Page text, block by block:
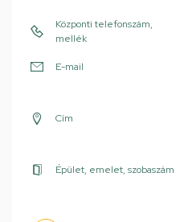
Központi telefonszám,
mellék
E-mail
Cím
Épület, emelet, szobaszám